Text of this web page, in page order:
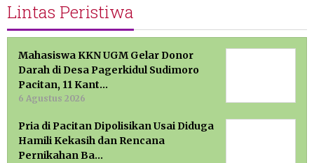
Lintas Peristiwa
Mahasiswa KKN UGM Gelar Donor
Darah di Desa Pagerkidul Sudimoro
Pacitan, 11 Kant…
6 Agustus 2026
Pria di Pacitan Dipolisikan Usai Diduga
Hamili Kekasih dan Rencana
Pernikahan Ba…